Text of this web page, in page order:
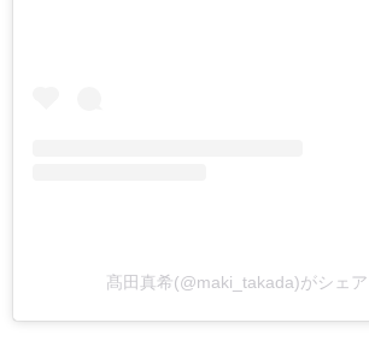
髙田真希(@maki_takada)がシェ